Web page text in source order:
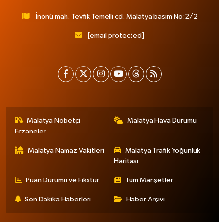
İnönü mah. Tevfik Temelli cd. Malatya basım No:2/2
[email protected]
Malatya Nöbetçi
Eczaneler
Malatya Hava Durumu
Malatya Namaz Vakitleri
Malatya Trafik Yoğunluk
Haritası
Puan Durumu ve Fikstür Tüm Manşetler
Son Dakika Haberleri Haber Arşivi